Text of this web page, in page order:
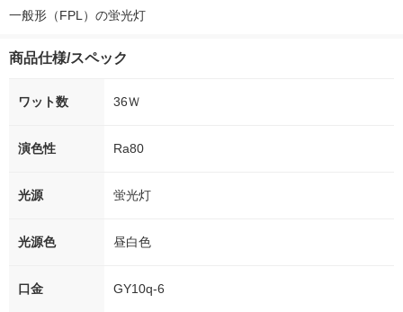
一般形（FPL）の蛍光灯
商品仕様/スペック
ワット数 36Ｗ
演色性 Ra80
光源 蛍光灯
光源色 昼白色
口金 GY10q-6